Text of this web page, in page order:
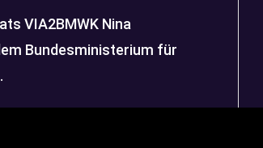
VIA2BMWK Nina
Bundesministerium für